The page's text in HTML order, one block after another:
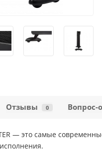
Отзывы 0 Вопрос-
— это самые